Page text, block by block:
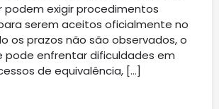
podem exigir procedimentos
serem aceitos oficialmente no
os prazos não são observados, o
pode enfrentar dificuldades em
de equivalência, […]